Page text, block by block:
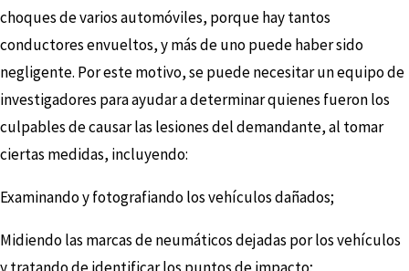
choques de varios automóviles, porque hay tantos
conductores envueltos, y más de uno puede haber sido
negligente. Por este motivo, se puede necesitar un equipo de
investigadores para ayudar a determinar quienes fueron los
culpables de causar las lesiones del demandante, al tomar
ciertas medidas, incluyendo:
Examinando y fotografiando los vehículos dañados;
Midiendo las marcas de neumáticos dejadas por los vehículos